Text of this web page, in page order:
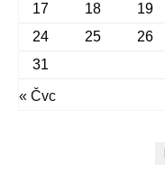
« Čvc
17
18 19
24
25 26
31